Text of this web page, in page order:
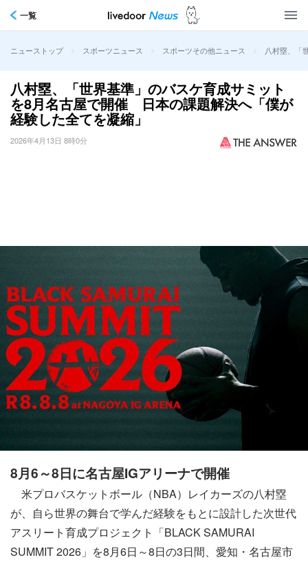
一覧
ニューストップ > スポーツニュース > スポーツその他ニュース > 八村塁、「
八村塁、「世界基準」のバスケ育成サミット
を8月名古屋で開催 日本の課題解決へ「僕が
経験した全てを凝縮」
2026年4月13日 8時0分
8月6～8日に名古屋IGアリーナで開催
米プロバスケットボール（NBA）レイカーズの八村塁
が、自ら世界の舞台で学んだ経験をもとに設計した次世代
アスリート育成プロジェクト「BLACK SAMURAI
SUMMIT 2026」を8月6日～8日の3日間、愛知・名古屋市